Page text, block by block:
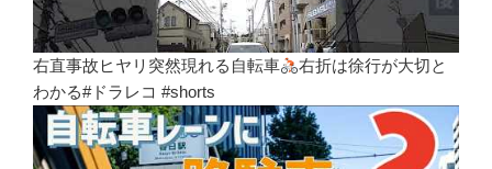
右直事故ヒヤリ突然現れる自転車
右折は徐行が大切と
わかる#ドラレコ #shorts